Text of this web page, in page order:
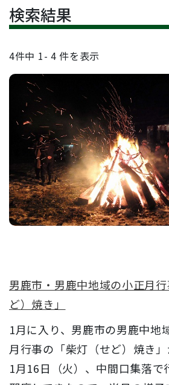
検索結果
4件中 1- 4件を表示
男鹿市・男鹿中地域の小正月
ど）焼き」
1月に入り、男鹿市の男鹿中地
月行事の「柴灯（せど）焼き」
1月16日（火）、中間口集落で